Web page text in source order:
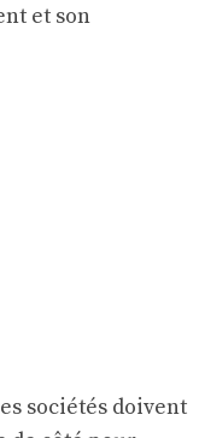
et son
sociétés doivent